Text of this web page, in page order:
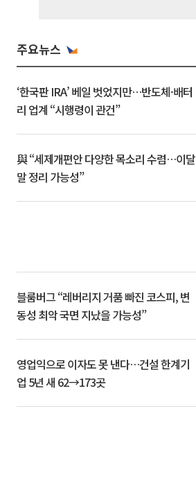
주요뉴스
‘한국판 IRA’ 베일 벗었지만…반도체·배터
리 업계 “시행령이 관건”
與 “세제개편안 다양한 목소리 수렴…이달
말 정리 가능성”
블룸버그 “레버리지 거품 빠진 코스피, 변
동성 최악 국면 지났을 가능성”
영업익으로 이자도 못 낸다…건설 한계기
업 5년 새 62→173곳